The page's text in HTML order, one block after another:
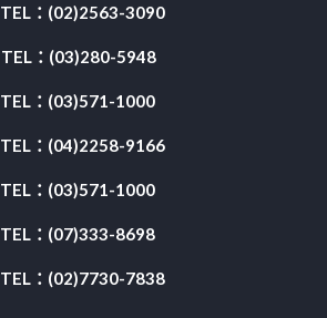
TEL：(02)2563-3090
TEL：(03)280-5948
TEL：(03)571-1000
TEL：(04)2258-9166
TEL：(03)571-1000
TEL：(07)333-8698
TEL：(02)7730-7838